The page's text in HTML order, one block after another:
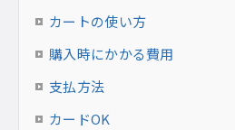
カートの使い方
購入時にかかる費用
支払方法
カードOK